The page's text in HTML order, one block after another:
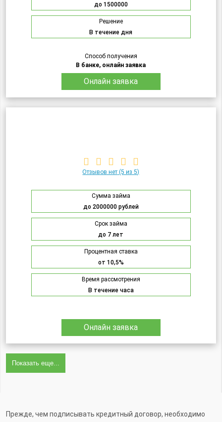
до 1500000
Решение
В течение дня
Способ получения
В банке, онлайн заявка
Онлайн заявка
Отзывов нет (5 из 5)
Сумма займа
до 2000000 рублей
Срок займа
до 7 лет
Процентная ставка
от 10,5%
Время рассмотрения
В течение часа
Онлайн заявка
Показать еще...
Прежде, чем подписывать кредитный договор, необходимо